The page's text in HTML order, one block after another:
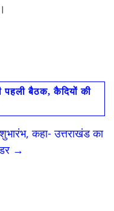
पहली बैठक, कैदियों की
कहा- उत्तराखंड का
→